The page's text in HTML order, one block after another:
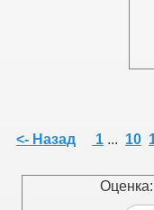
<- Назад 1 ... 10